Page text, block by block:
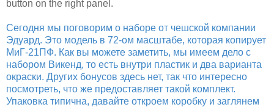
button on the right panel.
Сегодня мы поговорим о наборе от чешской компании
Эдуард. Это модель в 72-ом масштабе, которая копирует
МиГ-21ПФ. Как вы можете заметить, мы имеем дело с
набором Викенд, то есть внутри пластик и два варианта
окраски. Других бонусов здесь нет, так что интересно
посмотреть, что же предоставляет такой комплект.
Упаковка типична, давайте откроем коробку и заглянем